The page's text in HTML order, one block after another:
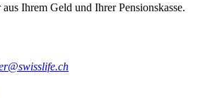
Ihrem Geld und Ihrer Pensionskasse.